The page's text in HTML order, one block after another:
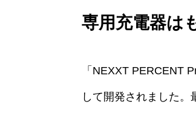
専用充電器は
「NEXXT PERCENT
して開発されました